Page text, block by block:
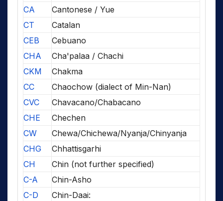
CA
Cantonese / Yue
CT
Catalan
CEB
Cebuano
CHA
Cha'palaa / Chachi
CKM
Chakma
CC
Chaochow (dialect of Min-Nan)
CVC
Chavacano/Chabacano
CHE
Chechen
CW
Chewa/Chichewa/Nyanja/Chinyanja
CHG
Chhattisgarhi
CH
Chin (not further specified)
C-A
Chin-Asho
C-D
Chin-Daai: